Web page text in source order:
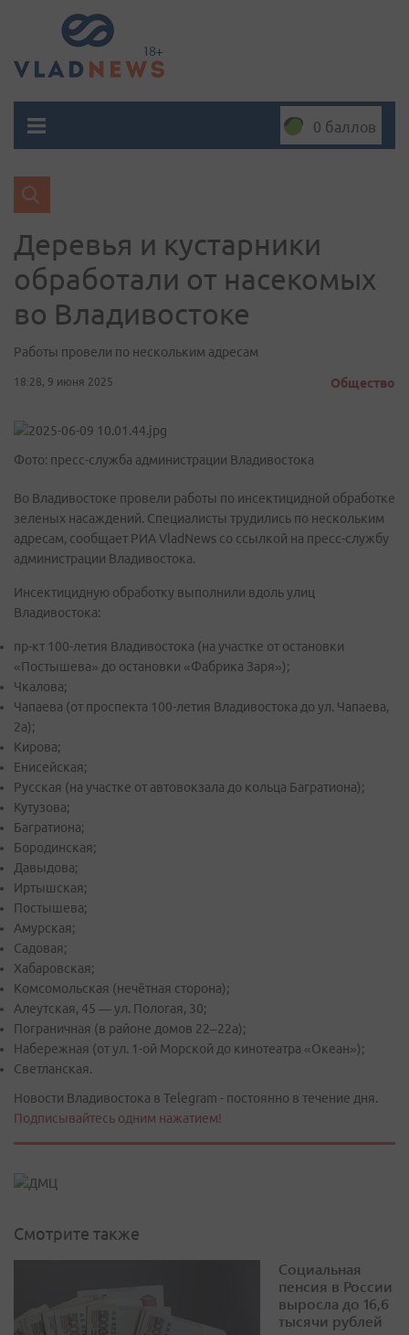
0 баллов
Деревья и кустарники
обработали от насекомых
во Владивостоке
Работы провели по нескольким адресам
18:28, 9 июня 2025 Общество
Фото: пресс-служба администрации Владивостока
Во Владивостоке провели работы по инсектицидной обработке
зеленых насаждений. Специалисты трудились по нескольким
адресам, сообщает РИА VladNews со ссылкой на пресс-службу
администрации Владивостока.
Инсектицидную обработку выполнили вдоль улиц
Владивостока:
пр-кт 100-летия Владивостока (на участке от остановки
«Постышева» до остановки «Фабрика Заря»);
Чкалова;
Чапаева (от проспекта 100-летия Владивостока до ул. Чапаева,
2а);
Кирова;
Енисейская;
Русская (на участке от автовокзала до кольца Багратиона);
Кутузова;
Багратиона;
Бородинская;
Давыдова;
Иртышская;
Постышева;
Амурская;
Садовая;
Хабаровская;
Комсомольская (нечётная сторона);
Алеутская, 45 — ул. Пологая, 30;
Пограничная (в районе домов 22–22а);
Набережная (от ул. 1-ой Морской до кинотеатра «Океан»);
Светланская.
Новости Владивостока в Telegram - постоянно в течение дня.
Подписывайтесь одним нажатием!
Смотрите также
Социальная
пенсия в России
выросла до 16,6
тысячи рублей